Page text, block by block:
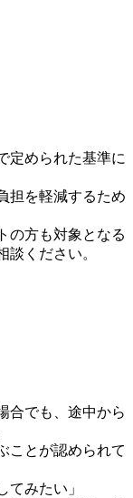
定められた基準に
担を軽減するため
の方も対象となる
ください。
合でも、途中から
ことが認められて
てみたい」